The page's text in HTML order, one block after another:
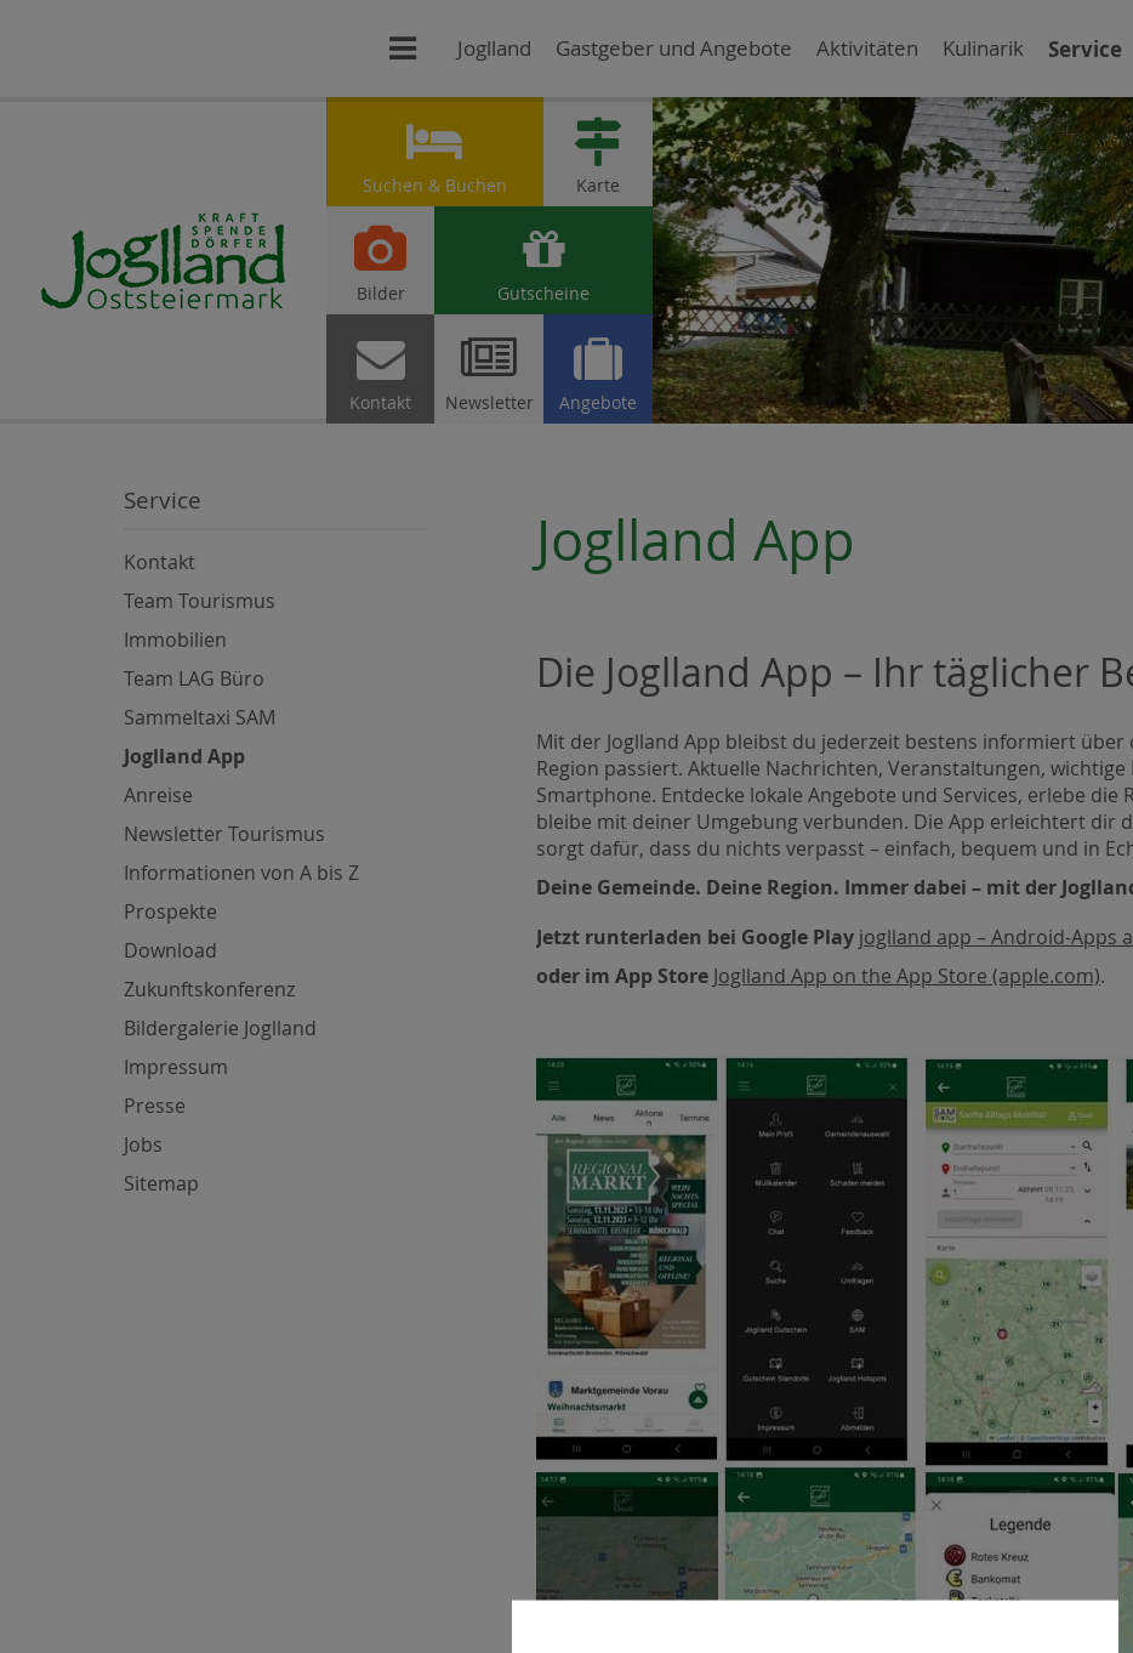

Suchen & Buchen

Karte

Bilder

Gutscheine

Kontakt

Newsletter

Angebote
Service
Kontakt
Team Tourismus
Immobilien
Team LAG Büro
Sammeltaxi SAM
Joglland App
Anreise
Newsletter Tourismus
Informationen von A bis Z
Prospekte
Download
Zukunftskonferenz
Bildergalerie Joglland
Impressum
Presse
Jobs
Sitemap
Joglland App
Die Joglland App – Ihr täglicher
Mit der Joglland App bleibst du jederzeit bestens informiert
Region passiert. Aktuelle Nachrichten, Veranstaltungen,
Smartphone. Entdecke lokale Angebote und Services, erlebe die
bleibe mit deiner Umgebung verbunden. Die App erleichtert dir
sorgt dafür, dass du nichts verpasst – einfach, bequem und in
Deine Gemeinde. Deine Region. Immer dabei – mit der
Jetzt runterladen bei Google Play joglland app – Android-Apps
oder im App Store Joglland App on the App Store (apple.com).
 Joglland Gastgeber und Angebote Aktivitäten Kulinarik Service